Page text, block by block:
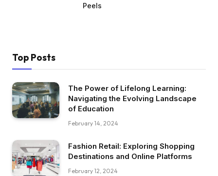
Peels
Top Posts
The Power of Lifelong Learning:
Navigating the Evolving Landscape
of Education
February 14, 2024
Fashion Retail: Exploring Shopping
Destinations and Online Platforms
February 12, 2024